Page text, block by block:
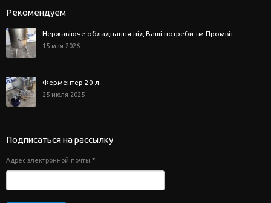
Рекомендуем
Нержавіюче обладнання під Ваші потреби тм Промвіт
15 мая 2026
Ферментер 20 л.
25 июля 2025
Подписаться на рассылку
Адрес электронной почты *